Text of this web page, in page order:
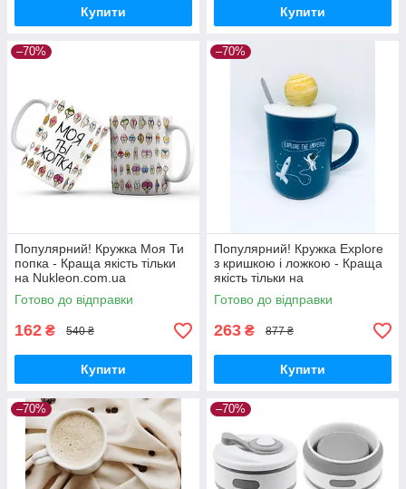
Купити Купити
–70%
Популярний! Кружка Моя Ти
попка - Краща якість тільки
на Nukleon.com.ua
Готово до відправки
162 ₴ 540 ₴
Купити
–70%
Популярний! Кружка Explore
з кришкою і ложкою - Краща
якість тільки на
Nukleon.com.ua
Готово до відправки
263 ₴ 877 ₴
Купити
–70% –70%